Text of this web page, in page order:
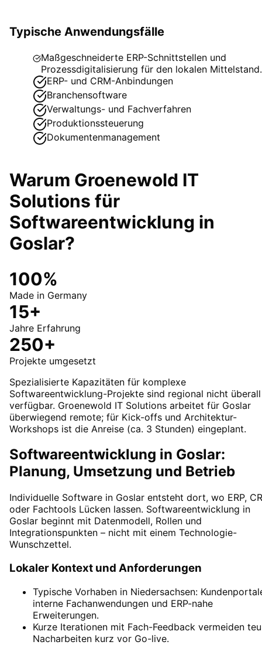
Typische Anwendungsfälle
Maßgeschneiderte ERP-Schnittstellen und
Prozessdigitalisierung für den lokalen Mittelstand.
ERP- und CRM-Anbindungen
Branchensoftware
Verwaltungs- und Fachverfahren
Produktionssteuerung
Dokumentenmanagement
Warum Groenewold IT
Solutions für
Softwareentwicklung in
Goslar?
100%
Made in Germany
15+
Jahre Erfahrung
250+
Projekte umgesetzt
Spezialisierte Kapazitäten für komplexe
Softwareentwicklung-Projekte sind regional nicht überall
verfügbar. Groenewold IT Solutions arbeitet für Goslar
überwiegend remote; für Kick-offs und Architektur-
Workshops ist die Anreise (ca. 3 Stunden) eingeplant.
Softwareentwicklung in Goslar:
Planung, Umsetzung und Betrieb
Individuelle Software in Goslar entsteht dort, wo ERP,
oder Fachtools Lücken lassen. Softwareentwicklung in
Goslar beginnt mit Datenmodell, Rollen und
Integrationspunkten – nicht mit einem Technologie-
Wunschzettel.
Lokaler Kontext und Anforderungen
Typische Vorhaben in Niedersachsen:
interne Fachanwendungen und ERP-nahe
Erweiterungen.
Kurze Iterationen mit Fach-Feedback vermeiden
Nacharbeiten kurz vor Go-live.